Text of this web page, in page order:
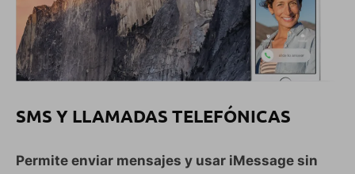
SMS Y LLAMADAS TELEFÓNICAS
Permite enviar mensajes y usar iMessage sin